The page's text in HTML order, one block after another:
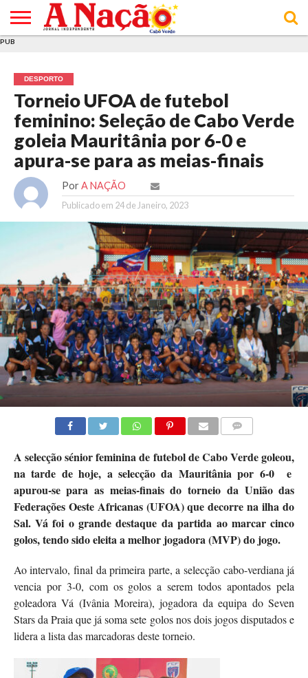
E DE
COOKIES
DE
UTILIZAÇÃO
PUB
DESPORTO
Torneio UFOA de futebol
feminino: Seleção de Cabo Verde
goleia Mauritânia por 6-0 e
apura-se para as meias-finais
Por A NAÇÃO
Publicado em 24 de Janeiro, 2023
A selecção sénior feminina de futebol de Cabo Verdegoleou,
na tarde de hoje, a selecçãoda Mauritâniapor 6-0
e
apurou-se para as meias-finais do torneio da União das
Federações Oeste Africanas (UFOA)que decorre na ilha do
Sal.Vá foi o grande destaque da partida ao marcar cinco
golos, tendo sido eleita a melhor jogadora (MVP)do jogo.
Ao intervalo, final da primeira parte, a selecção cabo-verdiana já
vencia por 3-0, com os golos a serem todos apontados pela
goleadora Vá (Ivânia Moreira), jogadora da equipa do Seven
Stars da Praia que já soma sete golos nos dois jogos disputados e
lidera a lista das marcadoras deste torneio.